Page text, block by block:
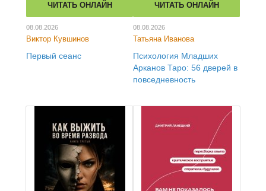
ЧИТАТЬ ОНЛАЙН
08.08.2026
Виктор Кувшинов
Первый сеанс
ЧИТАТЬ ОНЛАЙН
08.08.2026
Татьяна Иванова
Психология Младших
Арканов Таро: 56 дверей в
повседневность